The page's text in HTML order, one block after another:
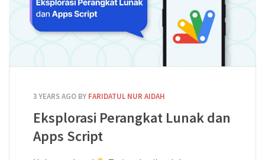
3 YEARS AGO BY FARIDATUL NUR AIDAH
Eksplorasi Perangkat Lunak dan
Apps Script